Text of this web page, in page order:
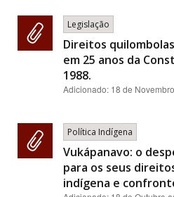
Legislação
Direitos
em 25 anos da
1988.
Adicionado: 18 de
Política Indígena
Vukápanavo: o
para os seus
indígena e